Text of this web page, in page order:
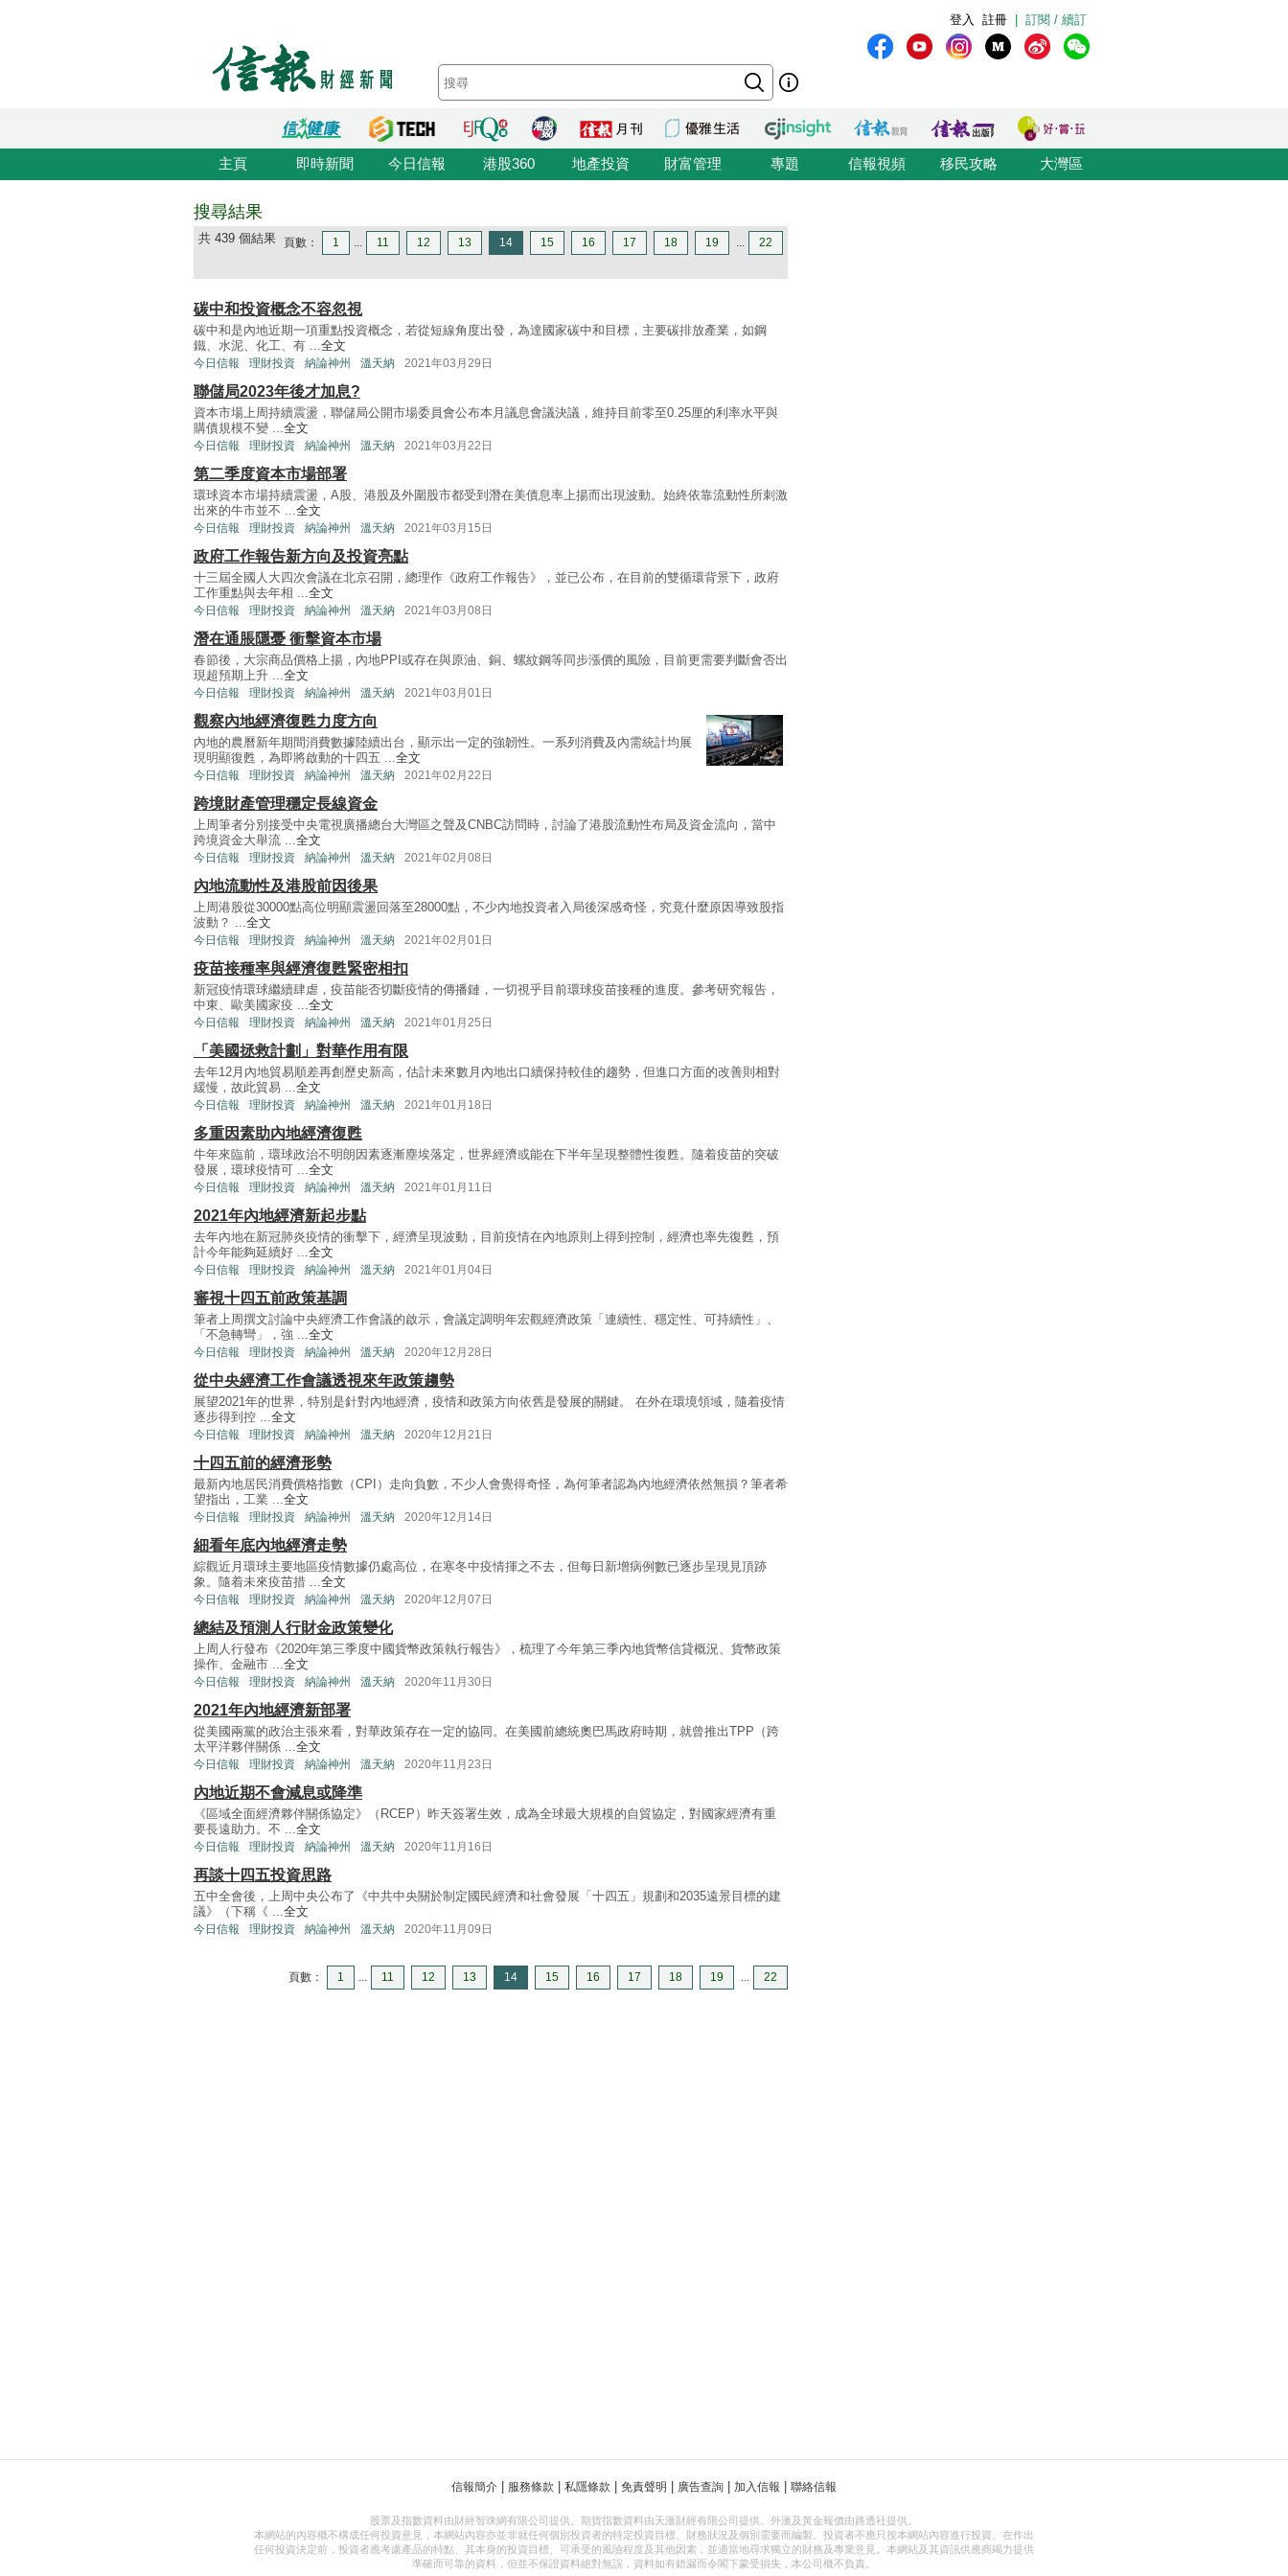
訂閱 / 續訂
註冊
登入
主頁 即時新聞 今日信報 港股360 地產投資 財富管理 專題 信報視頻 移民攻略 大灣區
搜尋結果
共 439 個結果 頁數： 1 ... 11 12 13 14 15 16 17 18 19 ... 22
碳中和投資概念不容忽視
碳中和是內地近期一項重點投資概念，若從短線角度出發，為達國家碳中和目標，主要碳排放產業，如鋼
鐵、水泥、化工、有 ...全文
今日信報 理財投資 納論神州 溫天納 2021年03月29日
聯儲局2023年後才加息?
資本市場上周持續震盪，聯儲局公開市場委員會公布本月議息會議決議，維持目前零至0.25厘的利率水平與
購債規模不變 ...全文
今日信報 理財投資 納論神州 溫天納 2021年03月22日
第二季度資本市場部署
環球資本市場持續震盪，A股、港股及外圍股市都受到潛在美債息率上揚而出現波動。始終依靠流動性所刺激
出來的牛市並不 ...全文
今日信報 理財投資 納論神州 溫天納 2021年03月15日
政府工作報告新方向及投資亮點
十三屆全國人大四次會議在北京召開，總理作《政府工作報告》，並已公布，在目前的雙循環背景下，政府
工作重點與去年相 ...全文
今日信報 理財投資 納論神州 溫天納 2021年03月08日
潛在通脹隱憂 衝擊資本市場
春節後，大宗商品價格上揚，內地PPI或存在與原油、銅、螺紋鋼等同步漲價的風險，目前更需要判斷會否出
現超預期上升 ...全文
今日信報 理財投資 納論神州 溫天納 2021年03月01日
觀察內地經濟復甦力度方向
內地的農曆新年期間消費數據陸續出台，顯示出一定的強韌性。一系列消費及內需統計均展
現明顯復甦，為即將啟動的十四五 ...全文
今日信報 理財投資 納論神州 溫天納 2021年02月22日
跨境財產管理穩定長線資金
上周筆者分別接受中央電視廣播總台大灣區之聲及CNBC訪問時，討論了港股流動性布局及資金流向，當中
跨境資金大舉流 ...全文
今日信報 理財投資 納論神州 溫天納 2021年02月08日
內地流動性及港股前因後果
上周港股從30000點高位明顯震盪回落至28000點，不少內地投資者入局後深感奇怪，究竟什麼原因導致股指
波動？ ...全文
今日信報 理財投資 納論神州 溫天納 2021年02月01日
疫苗接種率與經濟復甦緊密相扣
新冠疫情環球繼續肆虐，疫苗能否切斷疫情的傳播鏈，一切視乎目前環球疫苗接種的進度。參考研究報告，
中東、歐美國家疫 ...全文
今日信報 理財投資 納論神州 溫天納 2021年01月25日
「美國拯救計劃」對華作用有限
去年12月內地貿易順差再創歷史新高，估計未來數月內地出口續保持較佳的趨勢，但進口方面的改善則相對
緩慢，故此貿易 ...全文
今日信報 理財投資 納論神州 溫天納 2021年01月18日
多重因素助內地經濟復甦
牛年來臨前，環球政治不明朗因素逐漸塵埃落定，世界經濟或能在下半年呈現整體性復甦。隨着疫苗的突破
發展，環球疫情可 ...全文
今日信報 理財投資 納論神州 溫天納 2021年01月11日
2021年內地經濟新起步點
去年內地在新冠肺炎疫情的衝擊下，經濟呈現波動，目前疫情在內地原則上得到控制，經濟也率先復甦，預
計今年能夠延續好 ...全文
今日信報 理財投資 納論神州 溫天納 2021年01月04日
審視十四五前政策基調
筆者上周撰文討論中央經濟工作會議的啟示，會議定調明年宏觀經濟政策「連續性、穩定性、可持續性」、
「不急轉彎」，強 ...全文
今日信報 理財投資 納論神州 溫天納 2020年12月28日
從中央經濟工作會議透視來年政策趨勢
展望2021年的世界，特別是針對內地經濟，疫情和政策方向依舊是發展的關鍵。 在外在環境領域，隨着疫情
逐步得到控 ...全文
今日信報 理財投資 納論神州 溫天納 2020年12月21日
十四五前的經濟形勢
最新內地居民消費價格指數（CPI）走向負數，不少人會覺得奇怪，為何筆者認為內地經濟依然無損？筆者希
望指出，工業 ...全文
今日信報 理財投資 納論神州 溫天納 2020年12月14日
細看年底內地經濟走勢
綜觀近月環球主要地區疫情數據仍處高位，在寒冬中疫情揮之不去，但每日新增病例數已逐步呈現見頂跡
象。隨着未來疫苗措 ...全文
今日信報 理財投資 納論神州 溫天納 2020年12月07日
總結及預測人行財金政策變化
上周人行發布《2020年第三季度中國貨幣政策執行報告》，梳理了今年第三季內地貨幣信貸概況、貨幣政策
操作、金融市 ...全文
今日信報 理財投資 納論神州 溫天納 2020年11月30日
2021年內地經濟新部署
從美國兩黨的政治主張來看，對華政策存在一定的協同。在美國前總統奧巴馬政府時期，就曾推出TPP（跨
太平洋夥伴關係 ...全文
今日信報 理財投資 納論神州 溫天納 2020年11月23日
內地近期不會減息或降準
《區域全面經濟夥伴關係協定》（RCEP）昨天簽署生效，成為全球最大規模的自貿協定，對國家經濟有重
要長遠助力。不 ...全文
今日信報 理財投資 納論神州 溫天納 2020年11月16日
再談十四五投資思路
五中全會後，上周中央公布了《中共中央關於制定國民經濟和社會發展「十四五」規劃和2035遠景目標的建
議》（下稱《 ...全文
今日信報 理財投資 納論神州 溫天納 2020年11月09日
頁數： 1 ... 11 12 13 14 15 16 17 18 19 ... 22
信報簡介 服務條款 私隱條款 免責聲明 廣告查詢 加入信報 聯絡信報
股票及指數資料由財經智珠網有限公司提供。期貨指數資料由天滙財經有限公司提供。外滙及黃金報價由路透社提供。
本網站的內容概不構成任何投資意見，本網站內容亦並非就任何個別投資者的特定投資目標、財務狀況及個別需要而編製。投資者不應只按本網站內容進行投資。在作出
任何投資決定前，投資者應考慮產品的特點、其本身的投資目標、可承受的風險程度及其他因素，並適當地尋求獨立的財務及專業意見。本網站及其資訊供應商竭力提供
準確而可靠的資料，但並不保證資料絕對無誤，資料如有錯漏而令閣下蒙受損失，本公司概不負責。